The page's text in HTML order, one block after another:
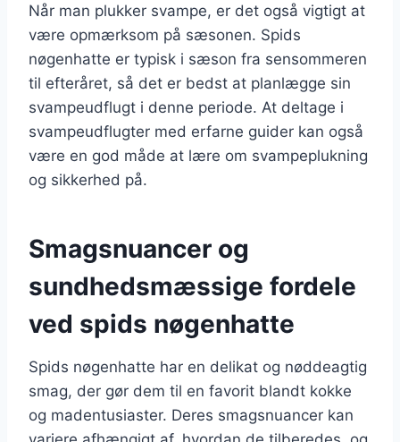
Når man plukker svampe, er det også vigtigt at
være opmærksom på sæsonen. Spids
nøgenhatte er typisk i sæson fra sensommeren
til efteråret, så det er bedst at planlægge sin
svampeudflugt i denne periode. At deltage i
svampeudflugter med erfarne guider kan også
være en god måde at lære om svampeplukning
og sikkerhed på.
Smagsnuancer og
sundhedsmæssige fordele
ved spids nøgenhatte
Spids nøgenhatte har en delikat og nøddeagtig
smag, der gør dem til en favorit blandt kokke
og madentusiaster. Deres smagsnuancer kan